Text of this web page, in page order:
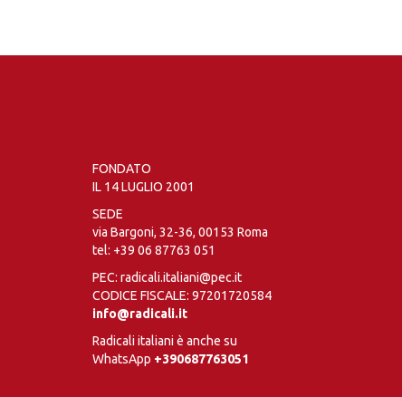
FONDATO
IL 14 LUGLIO 2001
SEDE
via Bargoni, 32-36, 00153 Roma
tel: +39 06 87763 051
PEC: radicali.italiani@pec.it
CODICE FISCALE: 97201720584
info@radicali.it
Radicali italiani è anche su
WhatsApp +390687763051